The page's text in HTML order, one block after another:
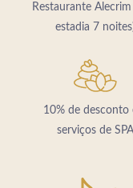
Restaurante
estadia 7
10% de desconto
serviços de SPA